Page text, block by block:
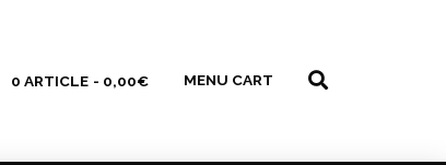
0 ARTICLE 0,00€ MENU CART